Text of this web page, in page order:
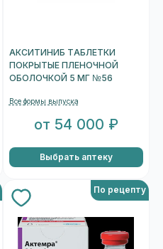
АКСИТИНИБ ТАБЛЕТКИ
ПОКРЫТЫЕ ПЛЕНОЧНОЙ
ОБОЛОЧКОЙ 5 МГ №56
Все формы выпуска
от 54 000 ₽
Выбрать аптеку
По рецепту